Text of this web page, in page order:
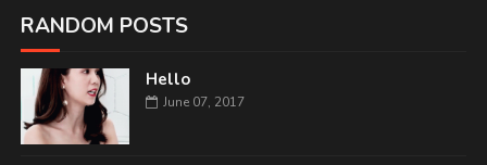
RANDOM POSTS
Hello
June 07, 2017